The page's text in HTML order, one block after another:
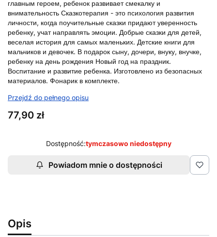
главным героем, ребенок развивает смекалку и
внимательность Сказкотерапия - это психология развития
личности, когда поучительные сказки придают уверенность
ребенку, учат направлять эмоции. Добрые сказки для детей,
веселая история для самых маленьких. Детские книги для
мальчиков и девочек. В подарок сыну, дочери, внуку, внучке,
ребенку на день рождения Новый год на праздник.
Воспитание и развитие ребенка. Изготовлено из безопасных
материалов. Фонарик в комплекте.
Przejdź do pełnego opisu
Cena
77,90 zł
Dostępność:tymczasowo niedostępny
Powiadom mnie o dostępności
Opis